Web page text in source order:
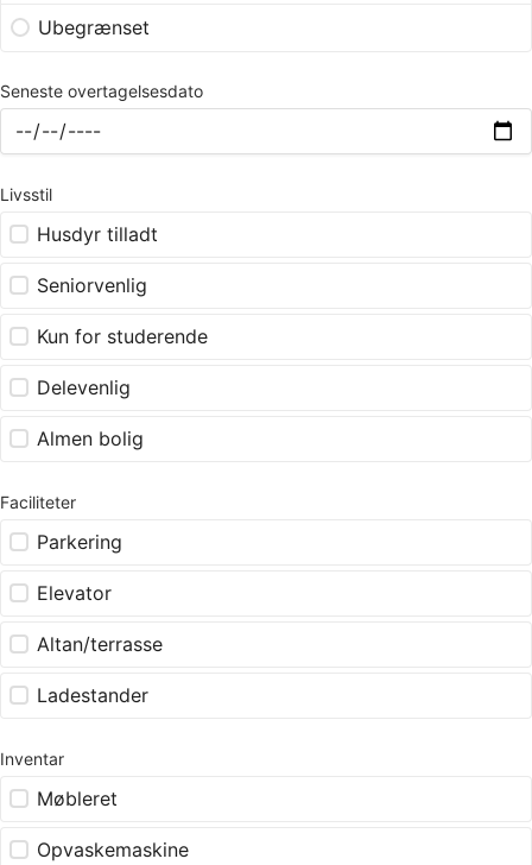
Ubegrænset
Seneste overtagelsesdato
Livsstil
Husdyr tilladt
Seniorvenlig
Kun for studerende
Delevenlig
Almen bolig
Faciliteter
Parkering
Elevator
Altan/terrasse
Ladestander
Inventar
Møbleret
Opvaskemaskine